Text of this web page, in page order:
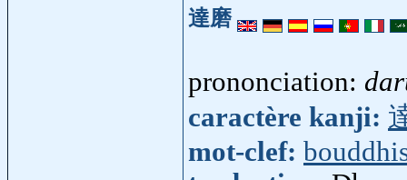
達磨
prononciation:
caractère kanji:
mot-clef: